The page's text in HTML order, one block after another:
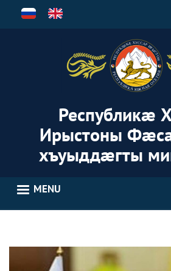
Республикæ
Ирыстоны
хъуыддæгты
MENU